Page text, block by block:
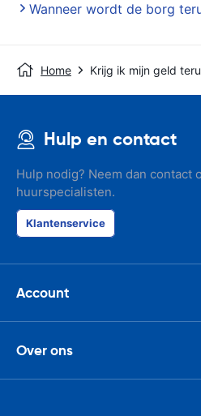
Wanneer wordt de borg
Home Krijg ik mijn geld
Hulp en contact
Hulp nodig? Neem dan contact
huurspecialisten.
Klantenservice
Account
Over ons